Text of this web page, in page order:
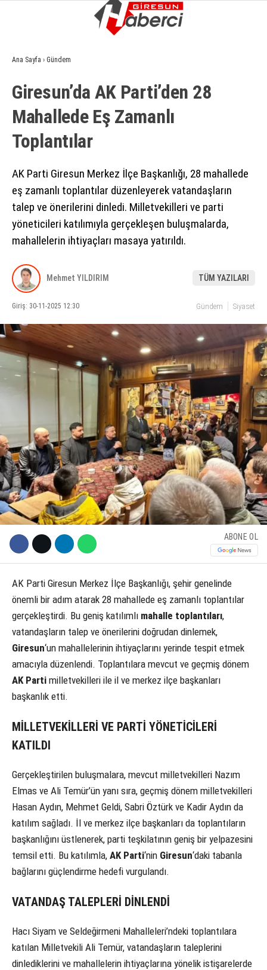
WhatsApp İhbar Hattı
Facebook
Instagram
Youtube
GÜNDEM
EKONOMI
SIYASET
ASAYIŞ
SPOR
YAŞAM
EĞITIM
SAĞLIK
KÜLTÜR SANAT
Ana Sayfa › Gündem
Giresun’da AK Parti’den 28
Mahallede Eş Zamanlı
Toplantılar
AK Parti Giresun Merkez İlçe Başkanlığı, 28 mahallede
eş zamanlı toplantılar düzenleyerek vatandaşların
talep ve önerilerini dinledi. Milletvekilleri ve parti
yöneticileri katılımıyla gerçekleşen buluşmalarda,
mahallelerin ihtiyaçları masaya yatırıldı.
Mehmet YILDIRIM TÜM YAZILARI
Giriş: 30-11-2025 12:30 Gündem Siyaset
ABONE OL
AK Parti Giresun Merkez İlçe Başkanlığı, şehir genelinde
önemli bir adım atarak 28 mahallede eş zamanlı toplantılar
gerçekleştirdi. Bu geniş katılımlı mahalle toplantıları,
vatandaşların talep ve önerilerini doğrudan dinlemek,
Giresun‘un mahallelerinin ihtiyaçlarını yerinde tespit etmek
amacıyla düzenlendi. Toplantılara mevcut ve geçmiş dönem
AK Parti milletvekilleri ile il ve merkez ilçe başkanları
başkanlık etti.
MİLLETVEKİLLERİ VE PARTİ YÖNETİCİLERİ
KATILDI
Gerçekleştirilen buluşmalara, mevcut milletvekilleri Nazım
Elmas ve Ali Temür’ün yanı sıra, geçmiş dönem milletvekilleri
Hasan Aydın, Mehmet Geldi, Sabri Öztürk ve Kadir Aydın da
katılım sağladı. İl ve merkez ilçe başkanları da toplantıların
başkanlığını üstlenerek, parti teşkilatının geniş bir yelpazesini
temsil etti. Bu katılımla, AK Parti‘nin Giresun‘daki tabanla
bağlarını güçlendirme hedefi vurgulandı.
VATANDAŞ TALEPLERİ DİNLENDİ
Hacı Siyam ve Seldeğirmeni Mahalleleri’ndeki toplantılara
katılan Milletvekili Ali Temür, vatandaşların taleplerini
dinlediklerini ve mahallelerin ihtiyaçlarına yönelik istişarelerde